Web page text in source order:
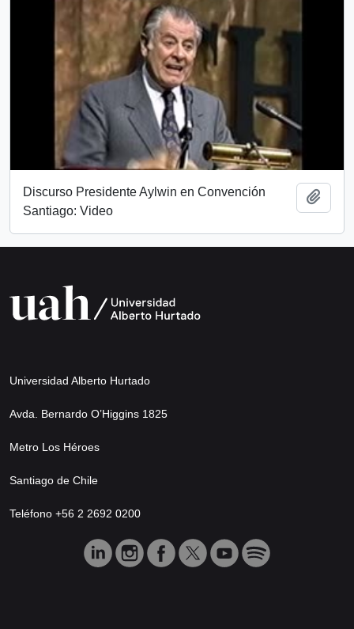
Discurso Presidente Aylwin en Convención
Santiago: Video
Universidad Alberto Hurtado
Avda. Bernardo O’Higgins 1825
Metro Los Héroes
Santiago de Chile
Teléfono +56 2 2692 0200